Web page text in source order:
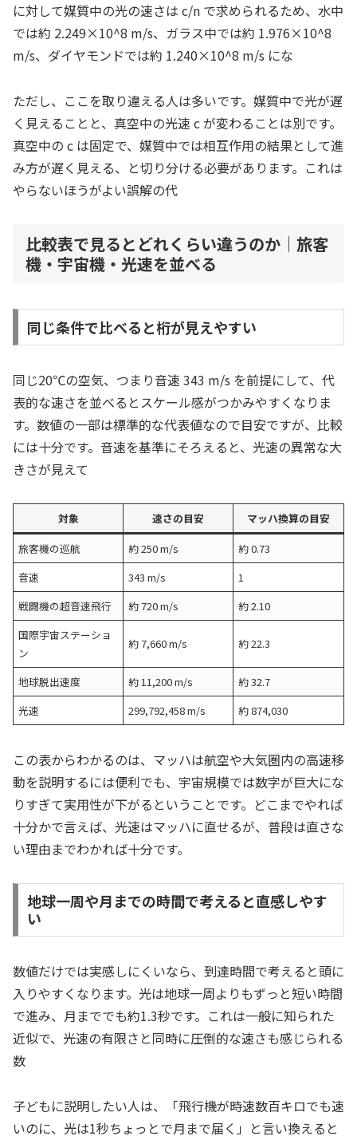
に対して媒質中の光の速さは c/n で求められるため、水中
では約 2.249×10^8 m/s、ガラス中では約 1.976×10^8
m/s、ダイヤモンドでは約 1.240×10^8 m/s にな
ただし、ここを取り違える人は多いです。媒質中で光が遅
く見えることと、真空中の光速 c が変わることは別です。
真空中の c は固定で、媒質中では相互作用の結果として進
み方が遅く見える、と切り分ける必要があります。これは
やらないほうがよい誤解の代
比較表で見るとどれくらい違うのか｜旅客
機・宇宙機・光速を並べる
同じ条件で比べると桁が見えやすい
同じ20℃の空気、つまり音速 343 m/s を前提にして、代
表的な速さを並べるとスケール感がつかみやすくなりま
す。数値の一部は標準的な代表値なので目安ですが、比較
には十分です。音速を基準にそろえると、光速の異常な大
きさが見えて
対象 速さの目安
マッハ換算の目安
旅客機の巡航
約 250 m/s
約 0.73
音速
343 m/s
1
戦闘機の超音速飛行
約 720 m/s
約 2.10
国際宇宙ステーショ
ン
約 7,660 m/s 約 22.3
地球脱出速度 約 11,200 m/s
約 32.7
光速
299,792,458 m/s 約 874,030
この表からわかるのは、マッハは航空や大気圏内の高速移
動を説明するには便利でも、宇宙規模では数字が巨大にな
りすぎて実用性が下がるということです。どこまでやれば
十分かで言えば、光速はマッハに直せるが、普段は直さな
い理由までわかれば十分です。
地球一周や月までの時間で考えると直感しやす
い
数値だけでは実感しにくいなら、到達時間で考えると頭に
入りやすくなります。光は地球一周よりもずっと短い時間
で進み、月まででも約1.3秒です。これは一般に知られた
近似で、光速の有限さと同時に圧倒的な速さも感じられる
数
子どもに説明したい人は、「飛行機が時速数百キロでも速
いのに、光は1秒ちょっとで月まで届く」と言い換えると